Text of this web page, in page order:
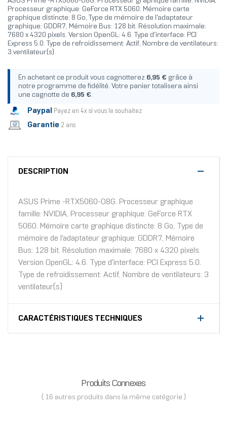
Processeur graphique: GeForce RTX 5060. Mémoire carte
graphique distincte: 8 Go, Type de mémoire de l'adaptateur
graphique: GDDR7, Mémoire Bus: 128 bit. Résolution maximale:
7680 x 4320 pixels. Version OpenGL: 4.6. Type d'interface: PCI
Express 5.0. Type de refroidissement: Actif, Nombre de ventilateurs:
3 ventilateur(s)
En achetant ce produit vous cagnotterez 6,95 € grâce à
notre programme de fidélité. Votre panier totalisera ainsi
une cagnotte de 6,95 €.
Paypal Payez en 4x si vous le souhaitez
Garantie 2 ans
DESCRIPTION
ASUS Prime -RTX5060-O8G. Processeur graphique
famille: NVIDIA, Processeur graphique: GeForce RTX
5060. Mémoire carte graphique distincte: 8 Go, Type de
mémoire de l'adaptateur graphique: GDDR7, Mémoire
Bus: 128 bit. Résolution maximale: 7680 x 4320 pixels.
Version OpenGL: 4.6. Type d'interface: PCI Express 5.0.
Type de refroidissement: Actif, Nombre de ventilateurs: 3
ventilateur(s)
CARACTÉRISTIQUES TECHNIQUES
Produits Connexes
( 16 autres produits dans la même catégorie )